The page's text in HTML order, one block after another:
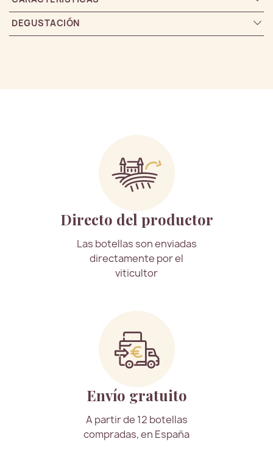
DEGUSTACIÓN
Directo del productor
Las botellas son enviadas
directamente por el
viticultor
Envío gratuito
A partir de 12 botellas
compradas, en España